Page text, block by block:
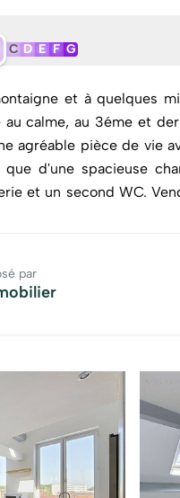
C D E F G
et à quelques
calme, au 3éme et
agréable pièce de vie
d'une spacieuse
entièrement meublé, cet appartement
l'acquéreur.)
par